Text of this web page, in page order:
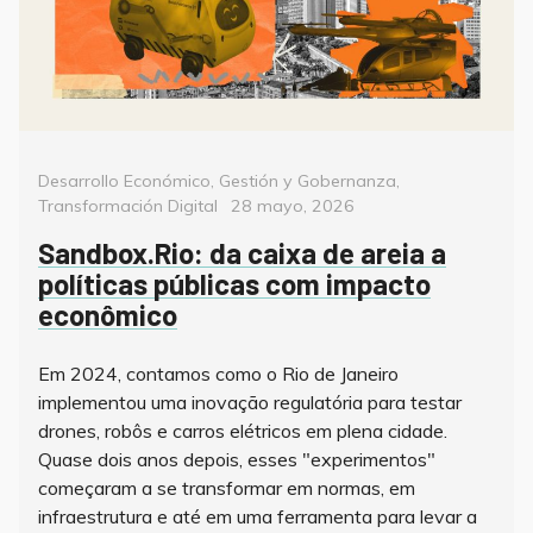
Categorías
Desarrollo Económico, Gestión y Gobernanza,
Transformación Digital
Posted
28 mayo, 2026
Sandbox.Rio: da caixa de areia a
políticas públicas com impacto
econômico
Em 2024, contamos como o Rio de Janeiro
implementou uma inovação regulatória para testar
drones, robôs e carros elétricos em plena cidade.
Quase dois anos depois, esses "experimentos"
começaram a se transformar em normas, em
infraestrutura e até em uma ferramenta para levar a